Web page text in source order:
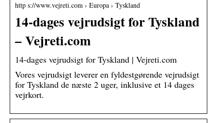
http s://www.vejreti.com › Europa › Tyskland
14-dages vejrudsigt for Tyskland
– Vejreti.com
14-dages vejrudsigt for Tyskland | Vejreti.com
Vores vejrudsigt leverer en fyldestgørende vejrudsigt
for Tyskland de næste 2 uger, inklusive et 14 dages
vejrkort.